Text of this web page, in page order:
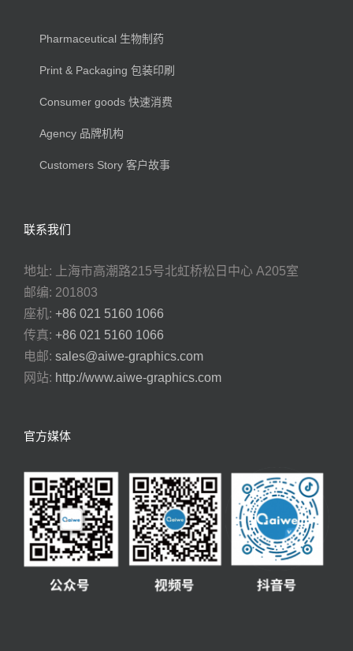
Pharmaceutical 生物制药
Print & Packaging 包装印刷
Consumer goods 快速消费
Agency 品牌机构
Customers Story 客户故事
联系我们
地址: 上海市高潮路215号北虹桥松日中心 A205室
邮编: 201803
座机: +86 021 5160 1066
传真: +86 021 5160 1066
电邮: sales@aiwe-graphics.com
网站: http://www.aiwe-graphics.com
官方媒体